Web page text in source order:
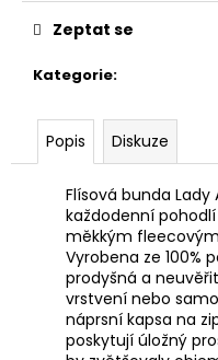
Kategorie:
Zeptat se
Popis Diskuze
Flísová bunda Lady
každodenní
měkkým
Vyrobena ze 100%
prodyšná a
vrstvení nebo
náprsní kapsa na
poskytují úložný
ZÁVĚR
300